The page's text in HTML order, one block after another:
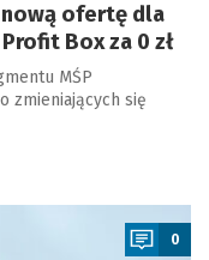
nową ofertę dla
Box za 0 zł
MŚP
zmieniających się
0